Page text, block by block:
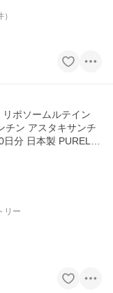
）
ポソームルテイン
チン アスタキサンチ
分 日本製 PURELA
リー